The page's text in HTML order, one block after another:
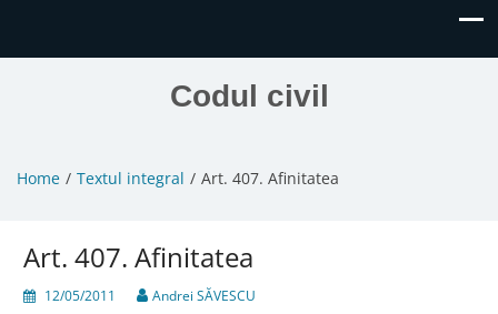
Codul civil
Home Textul integral Art. 407. Afinitatea
Art. 407. Afinitatea
12/05/2011 Andrei SĂVESCU